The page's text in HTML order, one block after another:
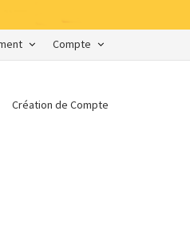
Compte
Création de Compte